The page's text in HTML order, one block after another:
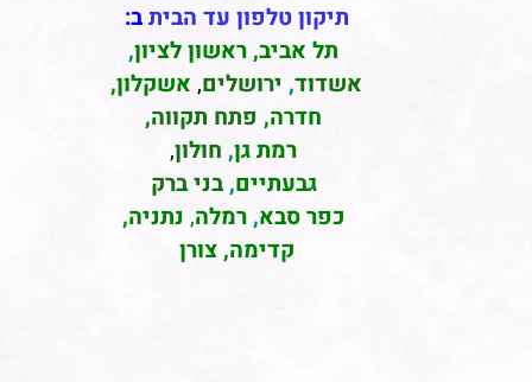
תיקון טלפון עד הביתב:
תל אביב, ראשון לציון,
אשדוד, ירושלים, אשקלון,
חדרה, פתח תקווה,
רמת גן, חולון,
גבעתיים,בני ברק
כפר סבא,רמלה, נתניה,
קדימה, צורן